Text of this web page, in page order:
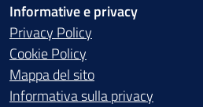
Informative e privacy
Privacy Policy
Cookie Policy
Mappa del sito
Informativa sulla privacy